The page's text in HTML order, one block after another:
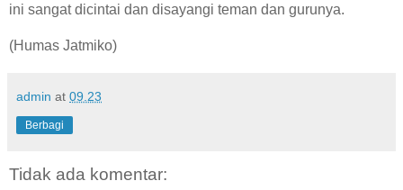
ini sangat dicintai dan disayangi teman dan gurunya.
(Humas Jatmiko)
admin at 09.23
Berbagi
Tidak ada komentar: